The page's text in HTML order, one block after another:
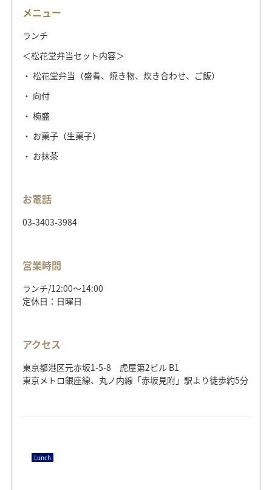
シャンパン・ワイン・ソフトドリンクのいずれかを一杯
魚料理/肉料理
デザート
お電話
011-631-3155
営業時間
ランチ/11:30～14:00（L.O.）
アクセス
オーベルジュ・ド・リル サッポロ
メニュー
ランチ
＜松花堂弁当セット内容＞
松花堂弁当（盛肴、焼き物、炊き合わせ、ご飯）
向付
椀盛
お菓子（生菓子）
お抹茶
お電話
03-3403-3984
営業時間
ランチ/12:00～14:00
定休日：日曜日
アクセス
東京都港区元赤坂1-5-8 虎屋第2ビル B1
東京メトロ銀座線、丸ノ内線「赤坂見附」駅より徒歩約5分
Lunch